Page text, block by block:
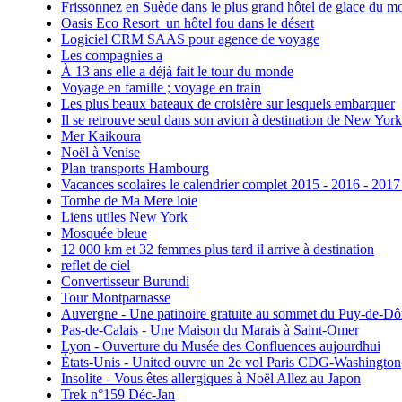
Frissonnez en Suède dans le plus grand hôtel de glace du
Oasis Eco Resort un hôtel fou dans le désert
Logiciel CRM SAAS pour agence de voyage
Les compagnies a
À 13 ans elle a déjà fait le tour du monde
Voyage en famille ; voyage en train
Les plus beaux bateaux de croisière sur lesquels embarquer
Il se retrouve seul dans son avion à destination de New York
Mer Kaikoura
Noël à Venise
Plan transports Hambourg
Vacances scolaires le calendrier complet 2015 - 2016 -
Tombe de Ma Mere loie
Liens utiles New York
Mosquée bleue
12 000 km et 32 femmes plus tard il arrive à destination
reflet de ciel
Convertisseur Burundi
Tour Montparnasse
Auvergne - Une patinoire gratuite au sommet du Puy-de-
Pas-de-Calais - Une Maison du Marais à Saint-Omer
Lyon - Ouverture du Musée des Confluences aujourdhui
États-Unis - United ouvre un 2e vol Paris CDG-Washington
Insolite - Vous êtes allergiques à Noël Allez au Japon
Trek n°159 Déc-Jan